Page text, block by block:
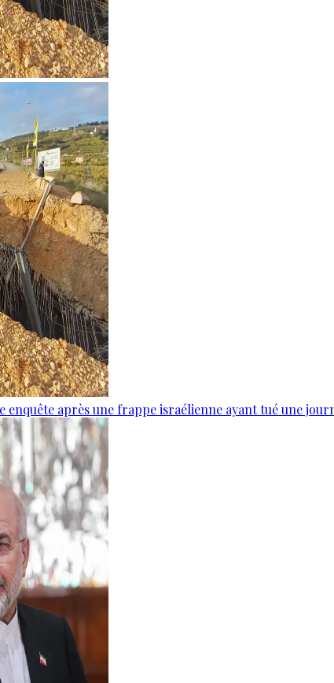
enquête après une frappe israélienne ayant tué une